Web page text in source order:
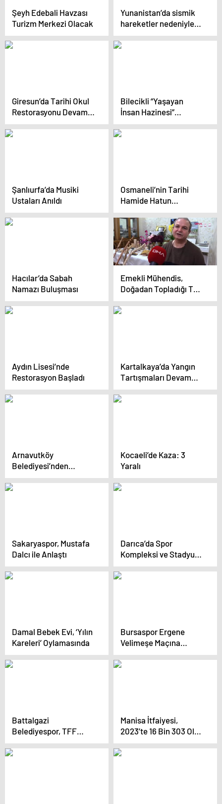
Şeyh Edebali Havzası
Turizm Merkezi Olacak
Yunanistan’da sismik
hareketler nedeniyle
eğitime 1 hafta daha
ara
Giresun’da Tarihi Okul
Restorasyonu Devam
Ediyor
Bilecikli “Yaşayan
İnsan Hazinesi”
çocuklara çömlek
çarkında çamura şekil
Şanlıurfa’da Musiki
Ustaları Anıldı
Osmaneli’nin Tarihi
Hamide Hatun
Cami’nin Şadırvanı
Hizmete Açıldı
Hacılar’da Sabah
Namazı Buluşması
Emekli Mühendis,
Doğadan Topladığı Taş
ve Ahşapla Sanat
Yapıyor
Aydın Lisesi’nde
Restorasyon Başladı
Kartalkaya’da Yangın
Tartışmaları Devam
Ediyor
Arnavutköy
Belediyesi’nden
Amatör Spor
Kulüplerine Destek
Kocaeli’de Kaza: 3
Yaralı
Sakaryaspor, Mustafa
Dalcı ile Anlaştı
Darıca’da Spor
Kompleksi ve Stadyum
Zemin Yenileme
Protokolü İmzalandı
Damal Bebek Evi, ‘Yılın
Kareleri’ Oylamasında
Bursaspor Ergene
Velimeşe Maçına
Hazırlanıyor
Battalgazi
Belediyespor, TFF
Futsal 1. Ligi’ne
Yükseldi
Manisa İtfaiyesi,
2023’te 16 Bin 303 Olay
Müdahale Etti